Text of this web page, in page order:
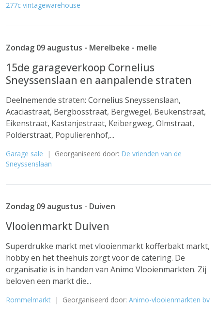
277c vintagewarehouse
Zondag 09 augustus - Merelbeke - melle
15de garageverkoop Cornelius
Sneyssenslaan en aanpalende straten
Deelnemende straten: Cornelius Sneyssenslaan,
Acaciastraat, Bergbosstraat, Bergwegel, Beukenstraat,
Eikenstraat, Kastanjestraat, Keibergweg, Olmstraat,
Polderstraat, Populierenhof,...
Garage sale | Georganiseerd door: De vrienden van de
Sneyssenslaan
Zondag 09 augustus - Duiven
Vlooienmarkt Duiven
Superdrukke markt met vlooienmarkt kofferbakt markt,
hobby en het theehuis zorgt voor de catering. De
organisatie is in handen van Animo Vlooienmarkten. Zij
beloven een markt die...
Rommelmarkt | Georganiseerd door: Animo-vlooienmarkten bv